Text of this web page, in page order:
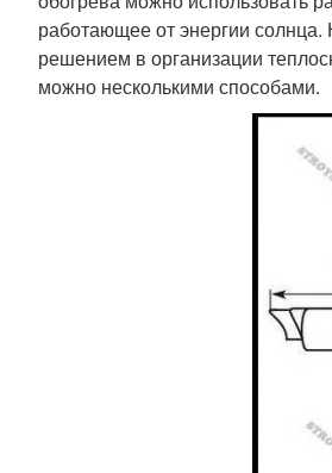
работающее от энергии
решением в организации
можно несколькими способами.